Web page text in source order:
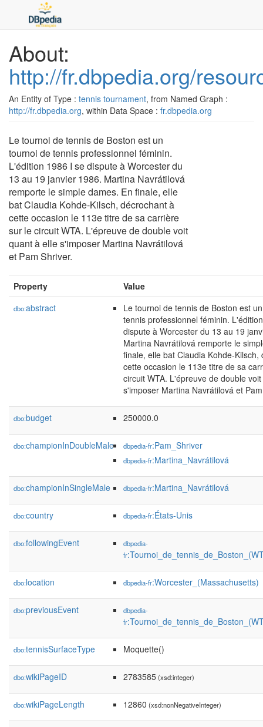
About:
http://fr.dbpedia.org/
An Entity of Type : tennis tournament, from Named Graph :
http://fr.dbpedia.org, within Data Space : fr.dbpedia.org
Le tournoi de tennis de Boston est un
tournoi de tennis professionnel féminin.
L'édition 1986 I se dispute à Worcester du
13 au 19 janvier 1986. Martina Navrátilová
remporte le simple dames. En finale, elle
bat Claudia Kohde-Kilsch, décrochant à
cette occasion le 113e titre de sa carrière
sur le circuit WTA. L'épreuve de double voit
quant à elle s'imposer Martina Navrátilová
et Pam Shriver.
Property Value
dbo:abstract
Le tournoi de tennis de Boston est
tennis professionnel féminin.
dispute à Worcester du 13 au 19
Martina Navrátilová remporte le
finale, elle bat Claudia Kohde-Kilsch,
cette occasion le 113e titre de sa
circuit WTA. L'épreuve de double
s'imposer Martina Navrátilová et
dbo:budget 250000.0
dbo:championInDoubleMale dbpedia-fr:Pam_Shriver
dbpedia-fr:Martina_Navrátilová
dbo:championInSingleMale dbpedia-fr:Martina_Navrátilová
dbo:country dbpedia-fr:États-Unis
dbo:followingEvent
dbpedia-
fr
dbo:location dbpedia-fr:Worcester_(Massachusetts)
dbo:previousEvent
dbpedia-
fr
dbo:tennisSurfaceType Moquette()
dbo:wikiPageID 2783585(xsd:integer)
dbo:wikiPageLength 12860 (xsd:nonNegativeInteger)